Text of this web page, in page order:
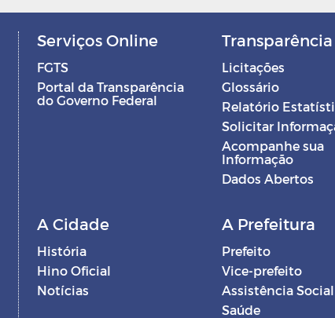
Serviços Online
FGTS
Portal da Transparência
do Governo Federal
Transparência
Licitações
Glossário
Relatório
Solicitar
Acompanhe sua
Informação
Dados Abertos
A Cidade
História
Hino Oficial
Notícias
A Prefeitura
Prefeito
Vice-prefeito
Assistência Social
Saúde